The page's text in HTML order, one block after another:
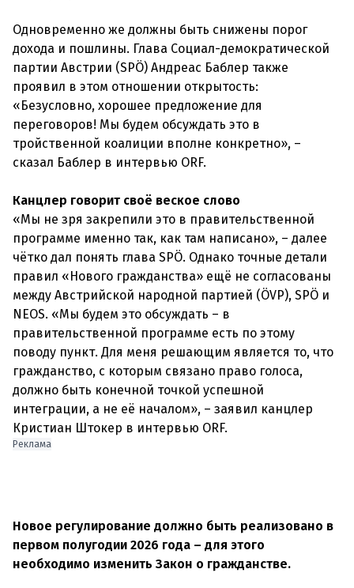
Одновременно же должны быть снижены порог
дохода и пошлины. Глава Социал-демократической
партии Австрии (SPÖ) Андреас Баблер также
проявил в этом отношении открытость:
«Безусловно, хорошее предложение для
переговоров! Мы будем обсуждать это в
тройственной коалиции вполне конкретно», –
сказал Баблер в интервью ORF.
Канцлер говорит своё веское слово
«Мы не зря закрепили это в правительственной
программе именно так, как там написано», – далее
чётко дал понять глава SPÖ. Однако точные детали
правил «Нового гражданства» ещё не согласованы
между Австрийской народной партией (ÖVP), SPÖ и
NEOS. «Мы будем это обсуждать – в
правительственной программе есть по этому
поводу пункт. Для меня решающим является то, что
гражданство, с которым связано право голоса,
должно быть конечной точкой успешной
интеграции, а не её началом», – заявил канцлер
Кристиан Штокер в интервью ORF.
Реклама
Новое регулирование должно быть реализовано в
первом полугодии 2026 года – для этого
необходимо изменить Закон о гражданстве.